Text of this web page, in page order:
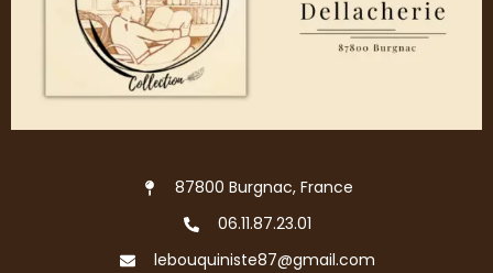
87800 Burgnac, France
06.11.87.23.01
lebouquiniste87@gmail.com